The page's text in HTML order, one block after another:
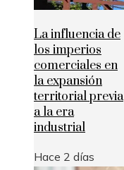
La influencia de
los imperios
comerciales en
la expansión
territorial previa
a la era
industrial
Hace 2 días